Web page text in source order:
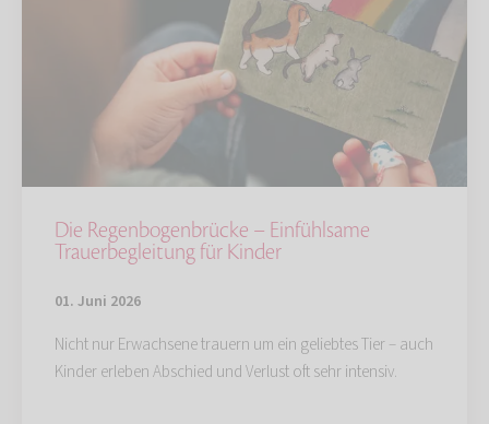
Die Regenbogenbrücke – Einfühlsame
Trauerbegleitung für Kinder
01. Juni 2026
Nicht nur Erwachsene trauern um ein geliebtes Tier – auch
Kinder erleben Abschied und Verlust oft sehr intensiv.